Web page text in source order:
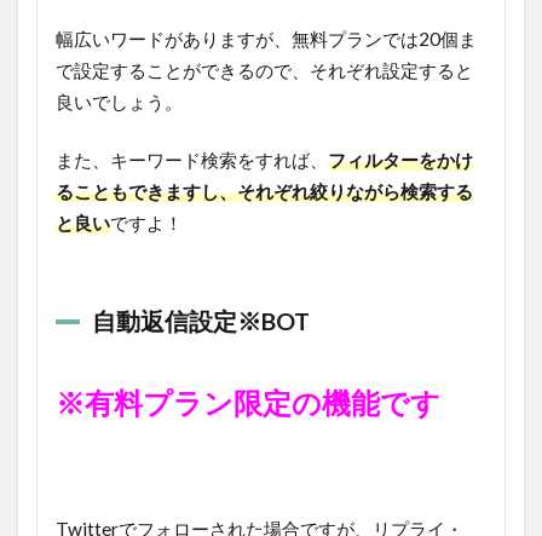
幅広いワードがありますが、無料プランでは20個ま
で設定することができるので、それぞれ設定すると
良いでしょう。
また、キーワード検索をすれば、 フィルターをかけ
ることもできますし、それぞれ絞りながら検索する
と良いですよ！
自動返信設定※BOT
※有料プラン限定の機能です
Twitterでフォローされた場合ですが、リプライ・